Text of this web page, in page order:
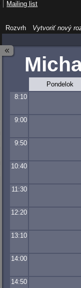
Pondelok
8:10
9:00
9:50
10:40
11:30
12:20
13:10
14:00
14:50
Rozvrh Vytvoriť nový
Mailing list